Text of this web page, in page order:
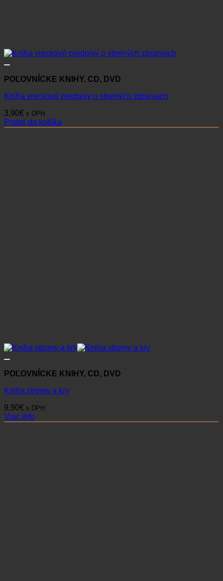
POĽOVNÍCKE KNIHY, CD, DVD
Kniha vreckové predpisy o strelných zbraniach
3,90€ s DPH
Pridať do košíka
POĽOVNÍCKE KNIHY, CD, DVD
Kniha stromy a kry
9,90€ s DPH
Viac info